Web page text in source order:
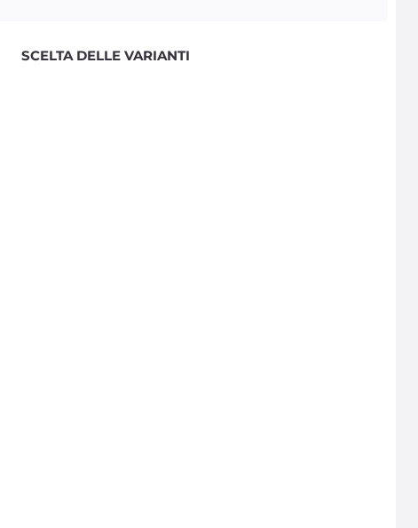
SCELTA DELLE VARIANTI